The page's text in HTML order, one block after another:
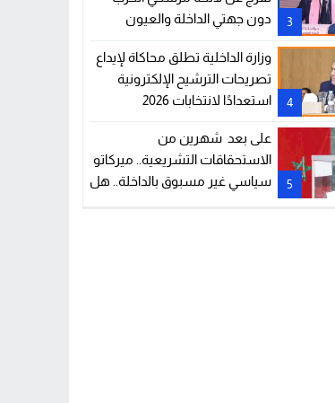
3
دون جهتي الداخلة والعيون
4
وزارة الداخلية تطلق محاكاة لإيداع
تصريحات الترشيح الإلكترونية
استعدادًا لانتخابات 2026
5
على بعد شهرين من
الاستحقاقات التشريعية.. ميركاتو
سياسي غير مسبوق بالداخلة.. هل